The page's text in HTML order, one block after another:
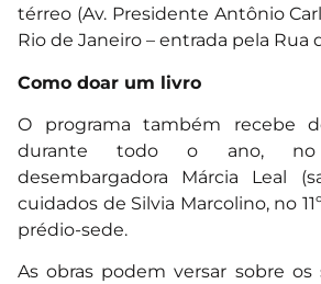
térreo (Av. Presidente Antônio
Rio de Janeiro – entrada pela Rua
Como doar um livro
O programa também recebe
durante todo o ano, no
desembargadora Márcia Leal
cuidados de Silvia Marcolino, no
prédio-sede.
As obras podem versar sobre